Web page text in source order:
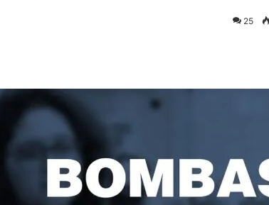
25